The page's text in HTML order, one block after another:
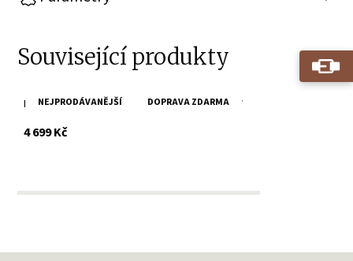
Související produkty
NEJPRODÁVANĚJŠÍ DOPRAVA ZDARMA
Hnědá kožená taška/batoh SPIKES & SPARROW
4 699 Kčs DPH